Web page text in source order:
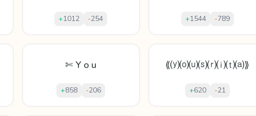
+1012 -254 +1544 -789
✄ Y o u
+858 -206
⟪⒴⒪⒰⒮⒭⒤⒯⒜⟫
+620 -21